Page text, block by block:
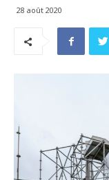
28 août 2020